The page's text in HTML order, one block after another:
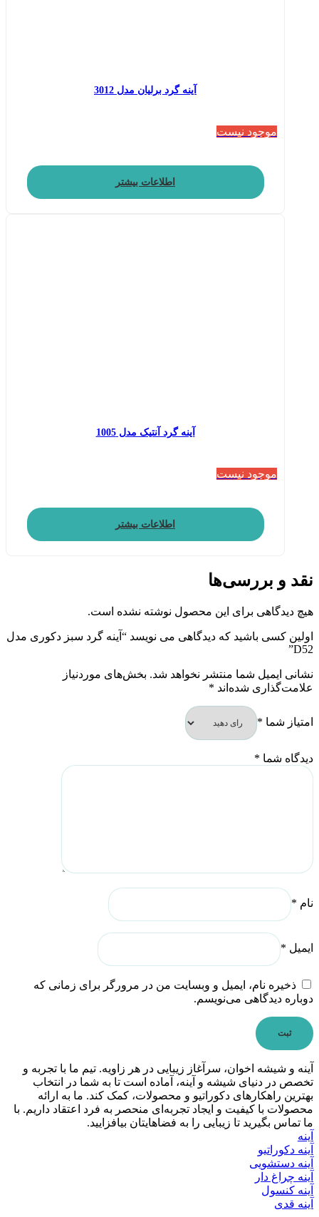
آینه گرد برلیان مدل 3012
موجود نیست
اطلاعات بیشتر
آینه گرد آنتیک مدل 1005
موجود نیست
اطلاعات بیشتر
نقد و بررسی‌ها
هیچ دیدگاهی برای این محصول نوشته نشده است.
اولین کسی باشید که دیدگاهی می نویسد “آینه گرد سبز دکوری مدل
D52”
نشانی ایمیل شما منتشر نخواهد شد. بخش‌های موردنیاز
علامت‌گذاری شده‌اند *
امتیاز شما *
دیدگاه شما *
نام *
ایمیل *
ذخیره نام، ایمیل و وبسایت من در مرورگر برای زمانی که
دوباره دیدگاهی می‌نویسم.
آینه و شیشه اخوان، سرآغاز زیبایی در هر زاویه. تیم ما با تجربه و
تخصص در دنیای شیشه و آینه، آماده است تا به شما در انتخاب
بهترین راهکارهای دکوراتیو و محصولات، کمک کند. ما به ارائه
محصولات با کیفیت و ایجاد تجربه‌ای منحصر به فرد اعتقاد داریم. با
ما تماس بگیرید تا زیبایی را به فضاهایتان بیافزایید.
آینه
آینه دکوراتیو
آینه دستشویی
آینه چراغ دار
آینه کنسول
آینه قدی